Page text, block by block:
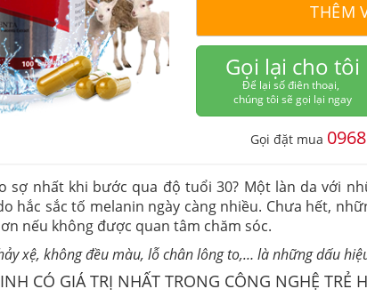
THÊM
Gọi lại cho tôi
Để lại số điên thoại,
chúng tôi sẽ gọi lại ngay
Gọi đặt mua
nhất khi bước qua độ tuổi 30? Một làn da với
hắc sắc tố melanin ngày càng nhiều. Chưa hết,
nếu không được quan tâm chăm sóc.
xệ, không đều màu, lỗ chân lông to,… là những dấu
CÓ GIÁ TRỊ NHẤT TRONG CÔNG NGHỆ TRẺ